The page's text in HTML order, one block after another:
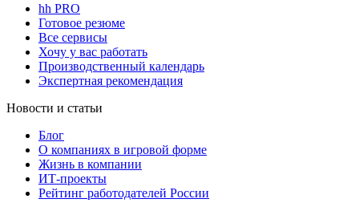
hh PRO
Готовое резюме
Все сервисы
Хочу у вас работать
Производственный календарь
Экспертная рекомендация
Новости и статьи
Блог
О компаниях в игровой форме
Жизнь в компании
ИТ-проекты
Рейтинг работодателей России